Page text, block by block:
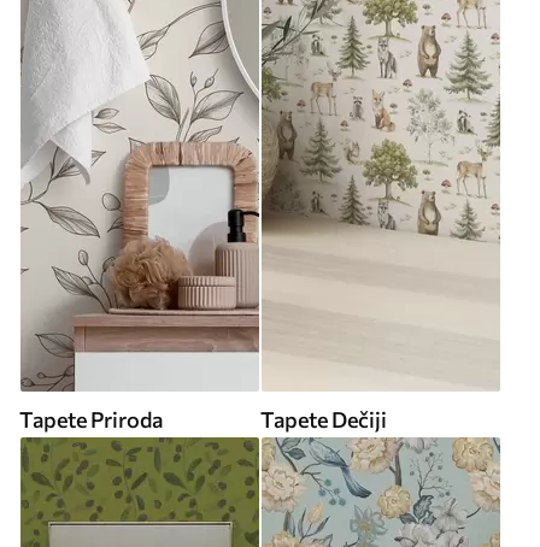
Tapete Priroda Tapete Dečiji